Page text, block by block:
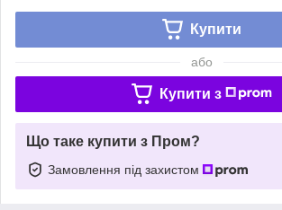
Купити
або
Купити з
Що таке купити з Пром?
Замовлення під захистом